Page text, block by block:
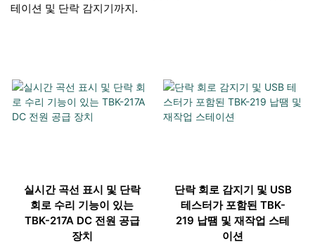
테이션 및 단락 감지기까지.
실시간 곡선 표시 및 단락
회로 수리 기능이 있는
TBK-217A DC 전원 공급
장치
단락 회로 감지기 및 USB
테스터가 포함된 TBK-
219 납땜 및 재작업 스테
이션